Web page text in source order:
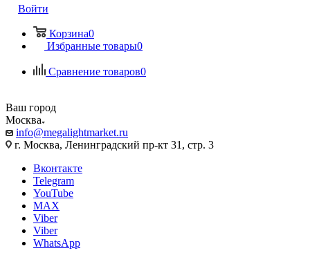
Войти
Корзина0
Избранные товары0
Сравнение товаров0
Ваш город
Москва
info@megalightmarket.ru
г. Москва, Ленинградский пр-кт 31, стр. 3
Вконтакте
Telegram
YouTube
MAX
Viber
Viber
WhatsApp